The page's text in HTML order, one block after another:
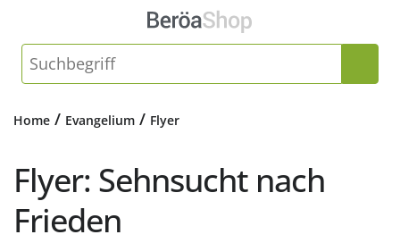
Home / Evangelium / Flyer
Flyer: Sehnsucht nach
Frieden